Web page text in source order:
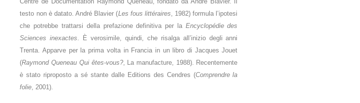
testo non è datato. André Blavier (Les fous littéraires , 1982) formula l’ipotesi
che potrebbe trattarsi della prefazione definitiva per la Encyclopédie des
Sciences inexactes . È verosimile, quindi, che risalga all’inizio degli anni
Trenta. Apparve per la prima volta in Francia in un libro di Jacques Jouet
(Raymond Queneau Qui êtes-vous?, La manufacture, 1988). Recentemente
è stato riproposto a sé stante dalle Editions des Cendres (Comprendre la
folie , 2001).